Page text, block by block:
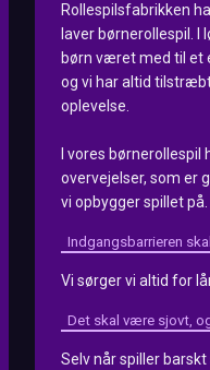
Rollespilsfabrikken
laver børnerollespil.
børn været med til et
og vi har altid
oplevelse.
I vores
overvejelser, som er
vi opbygger spillet på.
Indgangsbarrieren
Vi sørger vi altid for
Det skal være sjovt,
Selv når spiller